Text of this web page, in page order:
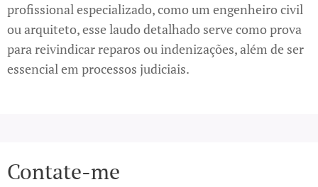
profissional especializado, como um engenheiro civil
ou arquiteto, esse laudo detalhado serve como prova
para reivindicar reparos ou indenizações, além de ser
essencial em processos judiciais.
Contate-me